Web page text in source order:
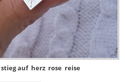
auf herz rose reise